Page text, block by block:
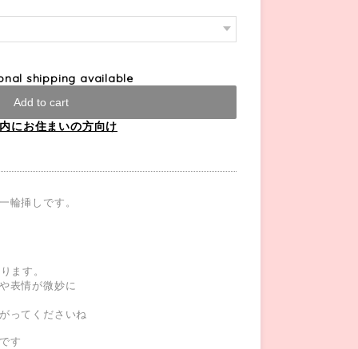
shipping available
Add to cart
にお住まいの方向け
輪挿しです。
ます。
表情が微妙に
ってくださいね
す